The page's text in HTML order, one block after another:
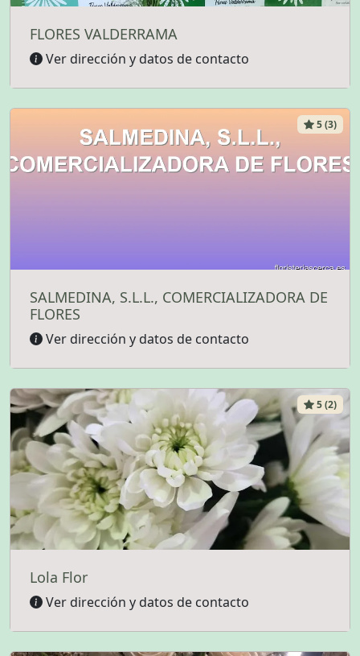
FLORES VALDERRAMA
Ver dirección y datos de contacto
5 (3)
SALMEDINA, S.L.L., COMERCIALIZADORA DE
FLORES
Ver dirección y datos de contacto
5 (2)
Lola Flor
Ver dirección y datos de contacto